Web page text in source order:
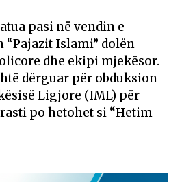
pasi në vendin e
Islami” dolën
dhe ekipi mjekësor.
dërguar për obduksion
Ligjore (IML) për
po hetohet si “Hetim